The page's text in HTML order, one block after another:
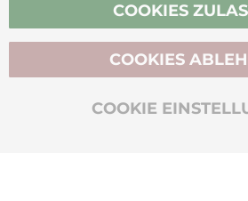
BIO-ZERTIFIZIERT
COOKIES
COOKIE
COOKIES